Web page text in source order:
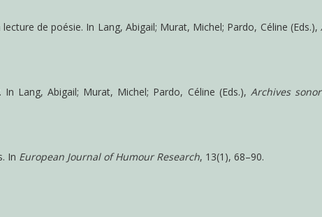
de poésie. In Lang, Abigail; Murat, Michel; Pardo, Céline (Eds.),
Lang, Abigail; Murat, Michel; Pardo, Céline (Eds.), Archives
In European Journal of Humour Research, 13(1), 68–90.